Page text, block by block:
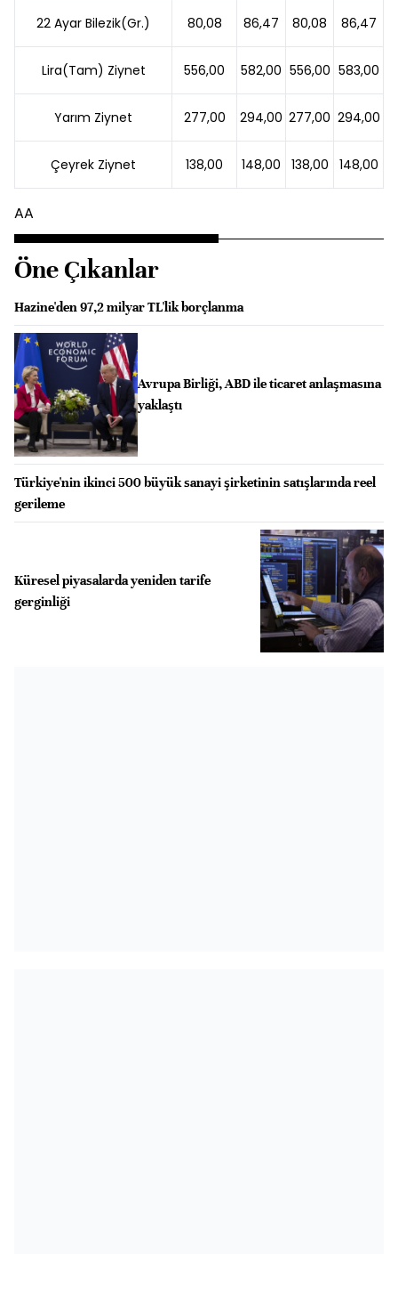
22 Ayar Bilezik(Gr.) 80,08 86,47 80,08 86,47
Lira(Tam) Ziynet 556,00 582,00 556,00 583,00
Yarım Ziynet 277,00 294,00 277,00 294,00
Çeyrek Ziynet 138,00 148,00 138,00 148,00
AA
Öne Çıkanlar
Hazine'den 97,2 milyar TL'lik borçlanma
Avrupa Birliği, ABD ile ticaret anlaşmasına
yaklaştı
Türkiye'nin ikinci 500 büyük sanayi şirketinin satışlarında reel
gerileme
Küresel piyasalarda yeniden tarife
gerginliği